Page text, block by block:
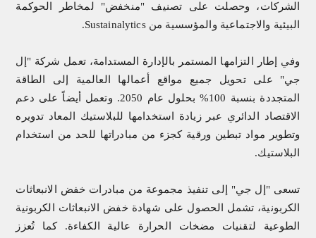
الشركات، وحصلت على تصنيف "منخفض" لمخاطر الحوكمة
البيئية والاجتماعية والمؤسسية منSustainalytics
.
وفي إطار التزامها المستمر بالإدارة المستدامة، تعمل شركة "إل
جي" على تحويل جميع مواقع أعمالها العالمية إلى الطاقة
المتجددة بنسبة 100% بحلول عام 2050. وتعمل أيضاً على دعم
الاقتصاد الدائري عبر زيادة استخدامها للبلاستيك المعاد تدويره
وتطوير مواد تبطين ورقية كجزء من مبادراتها للحد من استخدام
البلاستيك.
تسعى "إل جي" إلى تنفيذ مجموعة من مبادرات خفض الانبعاثات
الكربونية، تشمل الحصول على شهادة خفض الانبعاثات الكربونية
الطوعية لتقنيات مضخات الحرارة عالية الكفاءة. كما تُعزز